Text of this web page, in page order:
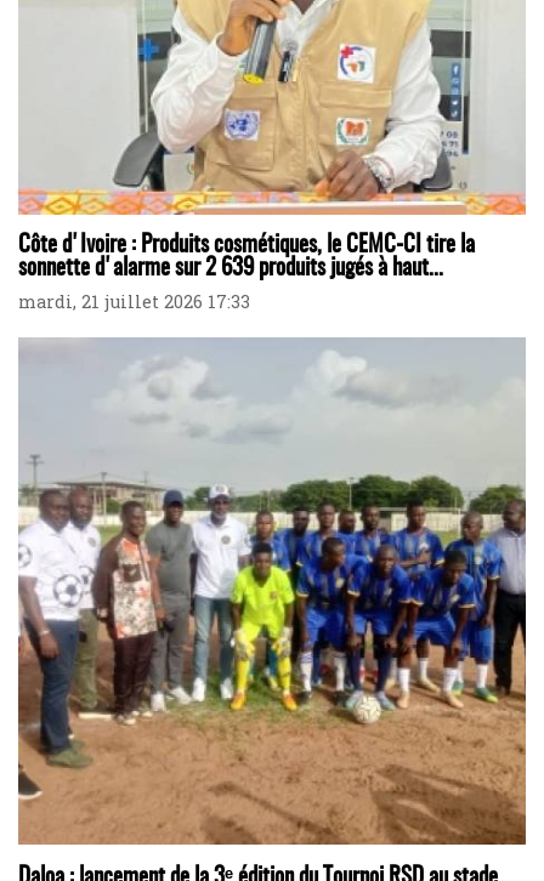
Côte d'Ivoire : Produits cosmétiques, le CEMC-CI tire la
sonnette d'alarme sur 2 639 produits jugés à haut...
mardi, 21 juillet 2026 17:33